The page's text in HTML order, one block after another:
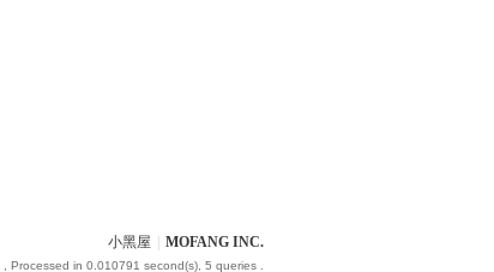
小黑屋 MOFANG INC.
, Processed in 0.010791 second(s), 5 queries .